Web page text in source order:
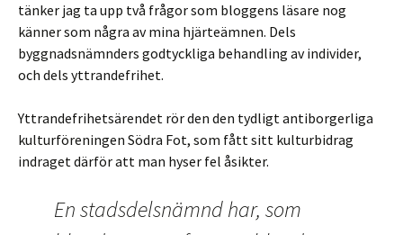
tänker jag ta upp två frågor som bloggens läsare nog
känner som några av mina hjärteämnen. Dels
byggnadsnämnders godtyckliga behandling av individer,
och dels yttrandefrihet.
Yttrandefrihetsärendet rör den den tydligt antiborgerliga
kulturföreningen Södra Fot, som fått sitt kulturbidrag
indraget därför att man hyser fel åsikter.
En stadsdelsnämnd har, som